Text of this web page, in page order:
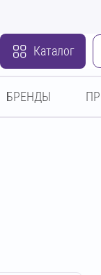
Каталог
БРЕНДЫ